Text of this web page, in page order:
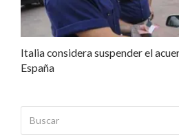
Italia considera suspender el
España